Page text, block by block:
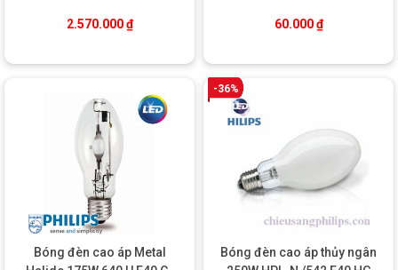
halogen EcoClassic Philips phù hợp với rất nhiều không gian và
: phòng khách, phòng ngủ, bàn ăn, phòng làm việc
Khách sạn – nhà hàng
: tạo ra không gian ấm cúng và
sang trọng
Showroom, cửa hàng
: chiếu sáng các sản phẩm, tôn vinh
màu sắc thật
Văn phòng, hành lang, cầu thang : ánh sáng đều, dễ chịu
Đèn trang trí: đèn chùm, đèn treo trần, đèn nến…
2.570.000₫ 60.000₫
Bóng đèn cao áp Metal
-36%
Bóng đèn cao áp thủy ngân